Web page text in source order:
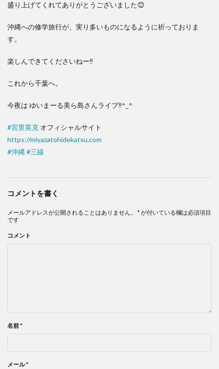
盛り上げてくれてありがとうございました😊
沖縄への修学旅行が、実り多いものになるように祈っておりま
す。
楽しんできてくださいねー‼️
これから千葉へ。
今夜は ゆいまーる美ら島さんライブ‼️^_^
#宮里英克 オフィシャルサイト
https://miyazatohidekatsu.com
#沖縄 #三線
コメントを書く
メールアドレスが公開されることはありません。 *が付いている欄は必須項目
です
コメント
名前*
メール*